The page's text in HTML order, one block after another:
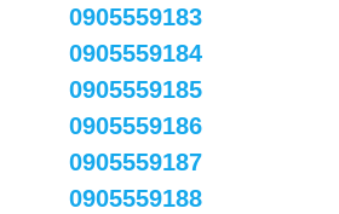
0905559183
0905559184
0905559185
0905559186
0905559187
0905559188